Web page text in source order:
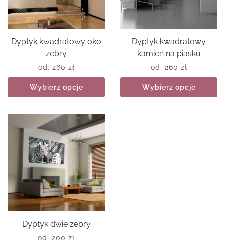
Dyptyk kwadratowy oko
zebry
od: 260 zł
Wybierz opcje
Dyptyk kwadratowy
kamień na piasku
od: 260 zł
Wybierz opcje
Dyptyk dwie zebry
od: 200 zł